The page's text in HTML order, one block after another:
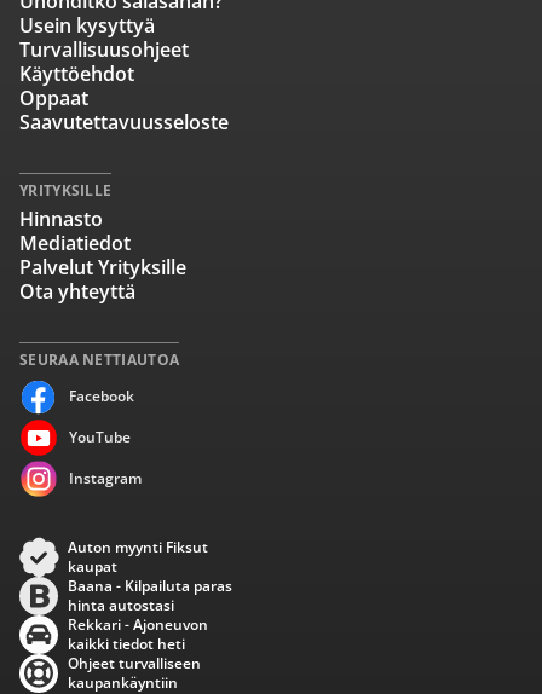
SEURAA NETTIAUTOA
Facebook
YouTube
Instagram
Usein kysyttyä
Turvallisuusohjeet
Käyttöehdot
Oppaat
Saavutettavuusseloste
YRITYKSILLE
Hinnasto
Mediatiedot
Palvelut Yrityksille
Ota yhteyttä
Auton myynti Fiksut
kaupat
Baana - Kilpailuta paras
hinta autostasi
Rekkari - Ajoneuvon
kaikki tiedot heti
Ohjeet turvalliseen
kaupankäyntiin